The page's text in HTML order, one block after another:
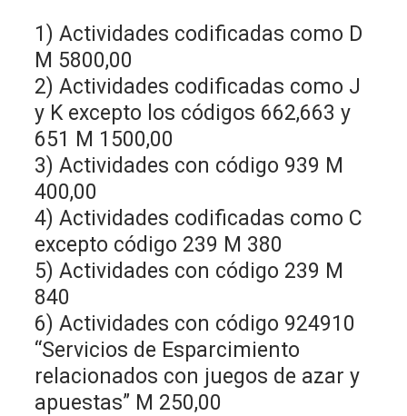
1) Actividades codificadas como D
M 5800,00
2) Actividades codificadas como J
y K excepto los códigos 662,663 y
651 M 1500,00
3) Actividades con código 939 M
400,00
4) Actividades codificadas como C
excepto código 239 M 380
5) Actividades con código 239 M
840
6) Actividades con código 924910
“Servicios de Esparcimiento
relacionados con juegos de azar y
apuestas” M 250,00